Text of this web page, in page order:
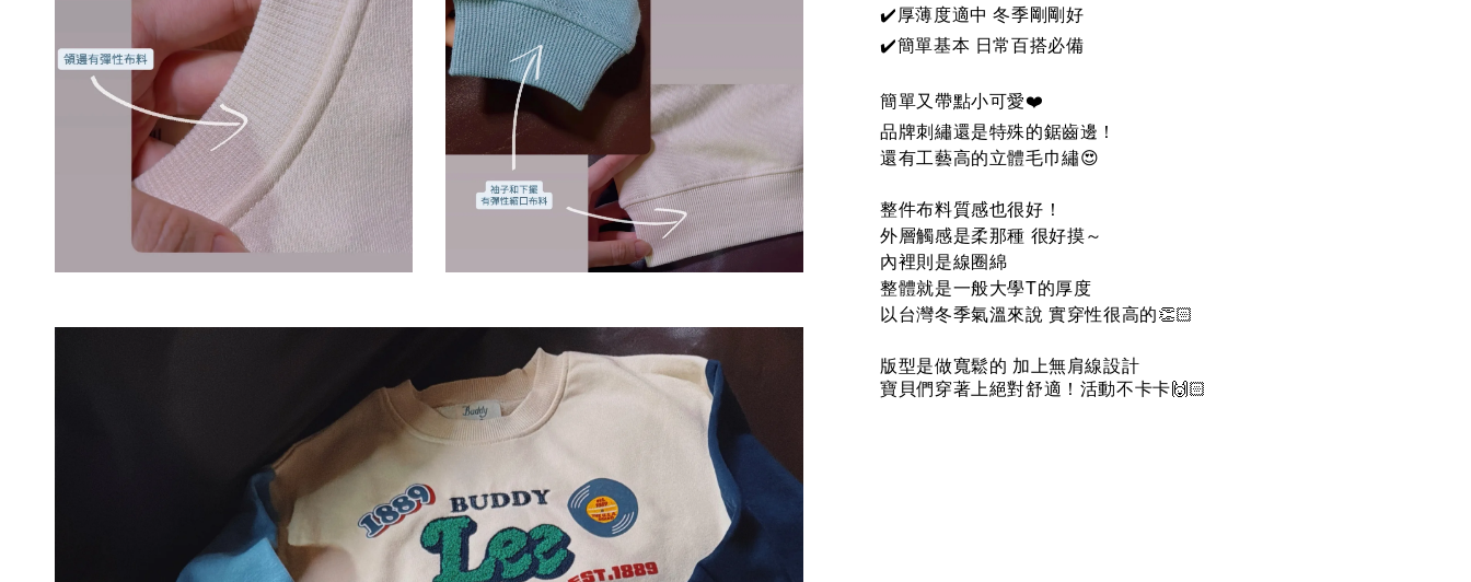
✔️厚薄度適中 冬季剛剛好
✔️簡單基本 日常百搭必備
簡單又帶點小可愛❤️
品牌刺繡還是特殊的鋸齒邊！
還有工藝高的立體毛巾繡😍
整件布料質感也很好！
外層觸感是柔那種 很好摸～
內裡則是線圈綿
整體就是一般大學T的厚度
以台灣冬季氣溫來說 實穿性很高的👏🏻
版型是做寬鬆的 加上無肩線設計
寶貝們穿著上絕對舒適！活動不卡卡 🙌🏻